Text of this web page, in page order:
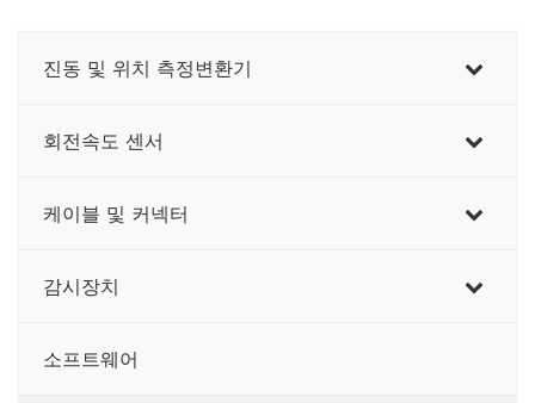
진동 및 위치 측정변환기
회전속도 센서
케이블 및 커넥터
감시장치
소프트웨어